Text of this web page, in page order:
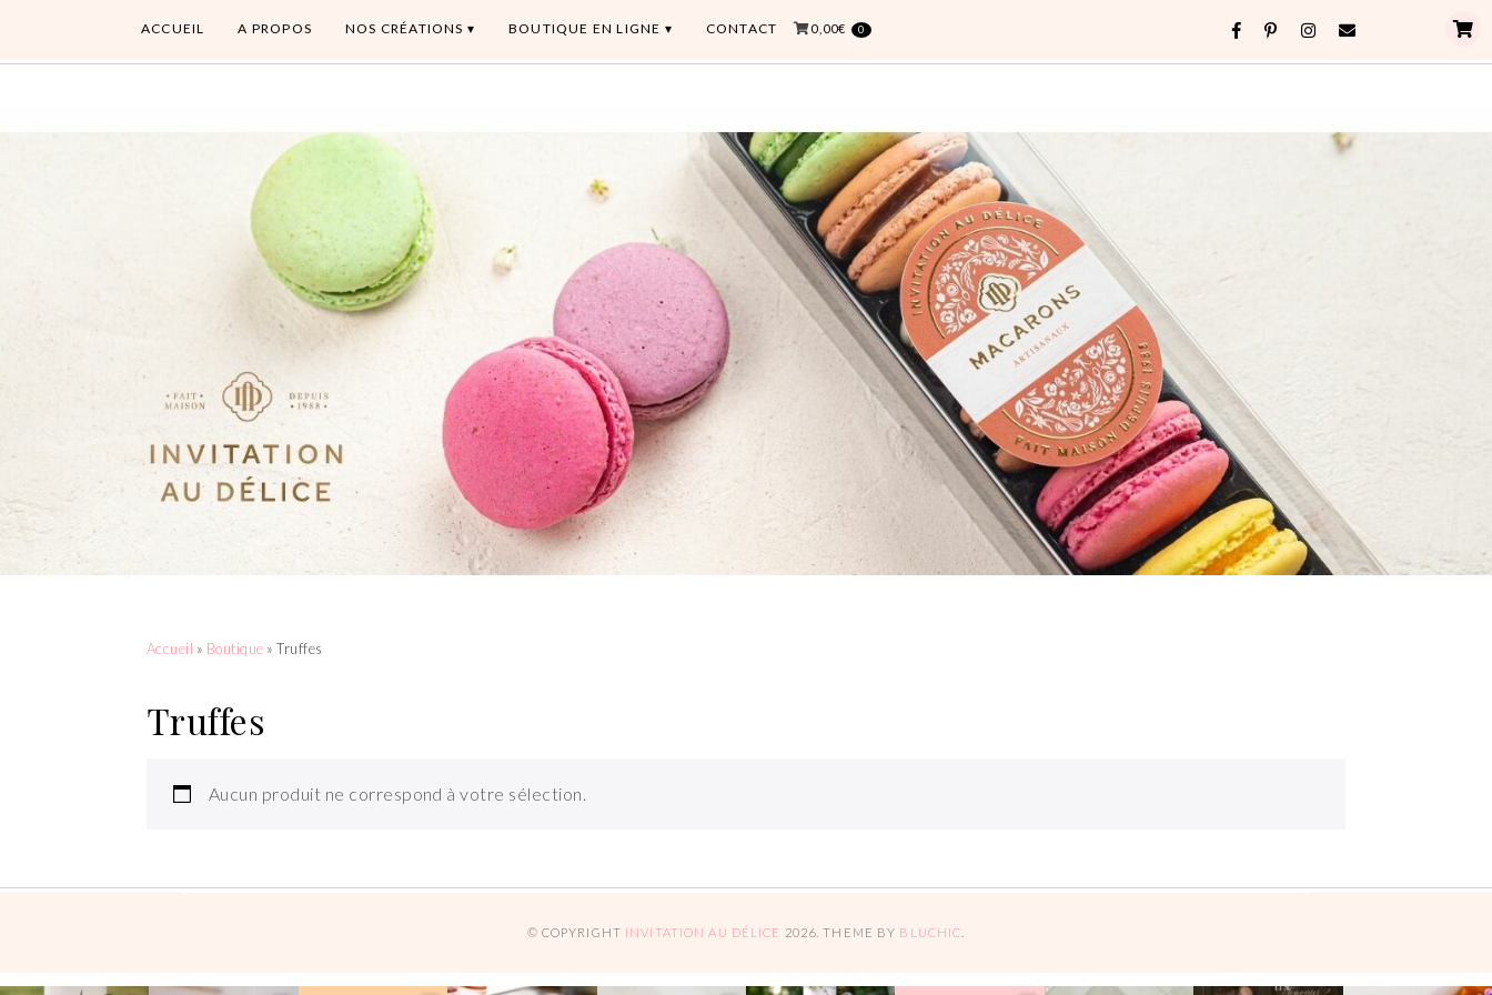
ACCUEIL A PROPOS NOS CRÉATIONS BOUTIQUE EN LIGNE CONTACT 0,00€ 0
Accueil » Boutique » Truffes
Truffes
Aucun produit ne correspond à votre sélection.
© COPYRIGHT INVITATION AU DÉLICE 2026 . THEME BY BLUCHIC